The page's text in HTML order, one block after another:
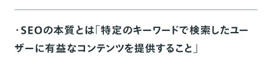
・SEOの本質とは「特定のキーワードで検索したユー
ザーに有益なコンテンツを提供すること」